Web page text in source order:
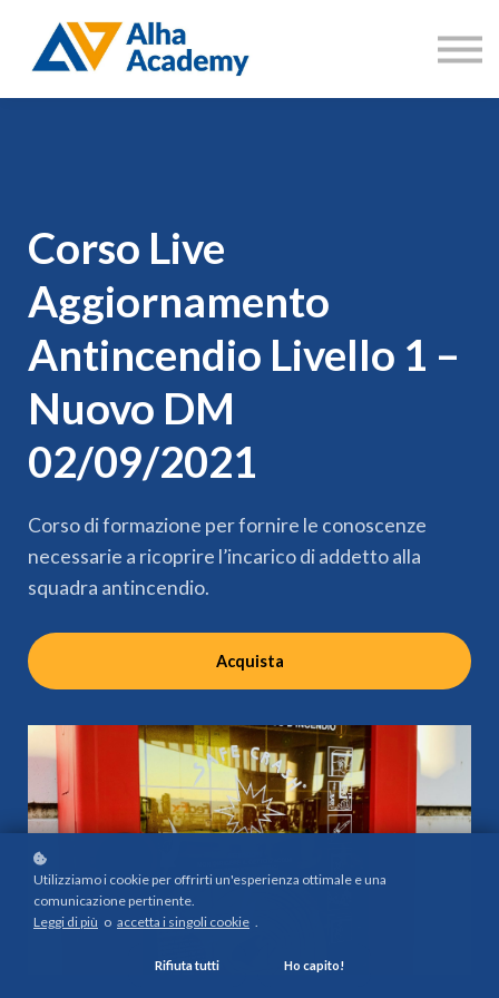
Catalogo corsi
Aree di formazione
Corso Live
Aggiornamento
Antincendio Livello 1 –
Nuovo DM
02/09/2021
Corso di formazione per fornire le conoscenze
necessarie a ricoprire l’incarico di addetto alla
squadra antincendio.
Acquista
Utilizziamo i cookie per offrirti un'esperienza ottimale e una
comunicazione pertinente.
Leggi di più o accetta i singoli cookie .
Rifiuta tutti Ho capito!